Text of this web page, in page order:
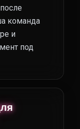
команда
и
под